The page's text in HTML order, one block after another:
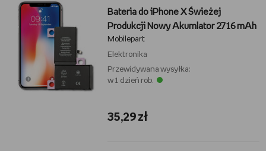
Bateria do iPhone X Świeżej
Produkcji Nowy Akumlator 2716 mAh
Mobilepart
Elektronika
Przewidywana wysyłka:
w 1 dzień rob.
35,29 zł